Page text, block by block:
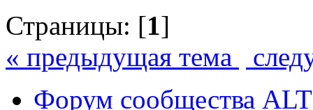
Страницы: [1]
« предыдущая тема
Форум сообщества